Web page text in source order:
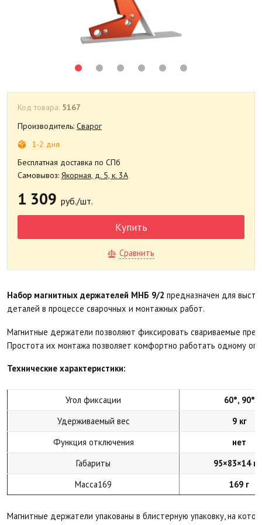
Код товара: 5167
Производитель: Сварог
1-2 дня
Бесплатная доставка по СПб
Самовывоз: Якорная, д. 5, к. 3А
1 309 руб./шт.
Купить
Сравнить
Набор магнитных держателей МНБ 9/2 предназначен для
деталей в процессе сварочных и монтажных работ.
Магнитные держатели позволяют фиксировать свариваемые
Простота их монтажа позволяет комфортно работать одному
Технические характеристики:
Угол фиксации
60°, 90°
Удерживаемый вес
9 кг
Функция отключения
нет
Габариты
95×83×14
Масса169
169 г
Магнитные держатели упакованы в блистерную упаковку, на